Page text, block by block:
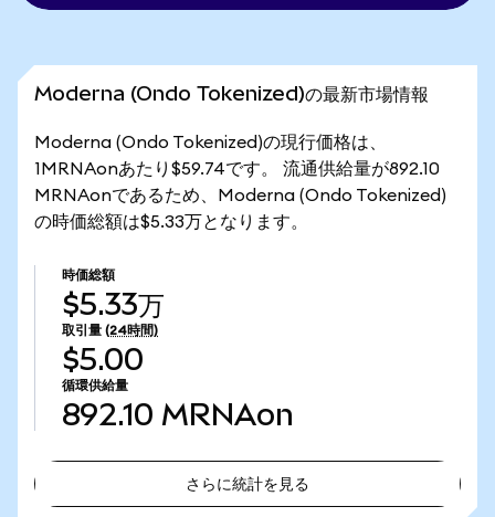
Moderna (Ondo Tokenized)の最新市場情報
Moderna (Ondo Tokenized)の現行価格は、
1MRNAonあたり$59.74です。 流通供給量が892.10
MRNAonであるため、Moderna (Ondo Tokenized)
の時価総額は$5.33万となります。
時価総額
$5.33万
取引量 (24時間)
$5.00
循環供給量
892.10 MRNAon
さらに統計を見る